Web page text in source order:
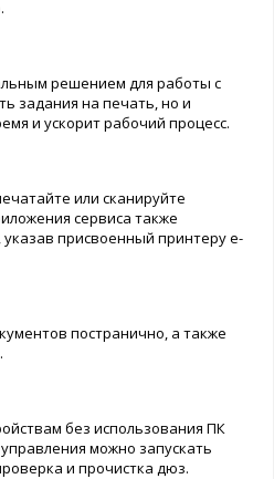
решением для работы с
задания на печать, но и
и ускорит рабочий процесс.
или сканируйте
сервиса также
присвоенный принтеру e-
постранично, а также
без использования ПК
можно запускать
и прочистка дюз.